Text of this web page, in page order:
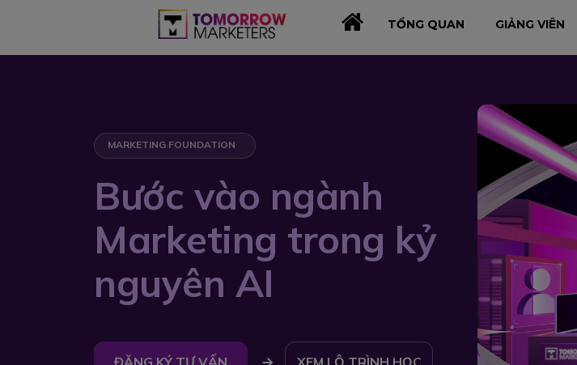
TỔNG QUAN GIẢNG VIÊN
ĐĂNG KÝ TƯ VẤN XEM LỘ TRÌNH HỌC
MARKETING FOUNDATION
Bước vào ngành
Marketing trong kỷ
nguyên AI